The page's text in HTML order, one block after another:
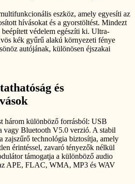
eszköz, amely egyesíti az
hívásokat és a gyorstöltést. Mindezt
védelem egészíti ki. Ultra-
kék gyűrű alakú környezeti fénye
autójának, különösen éjszakai
és
három különböző forrásból: USB
vagy Bluetooth V5.0 verzió. A stabil
zajszűrő technológia biztosítja, amely
érintéssel, zavaró tényezők nélkül
támogatja a különböző audio
APE, FLAC, WMA, MP3 és WAV